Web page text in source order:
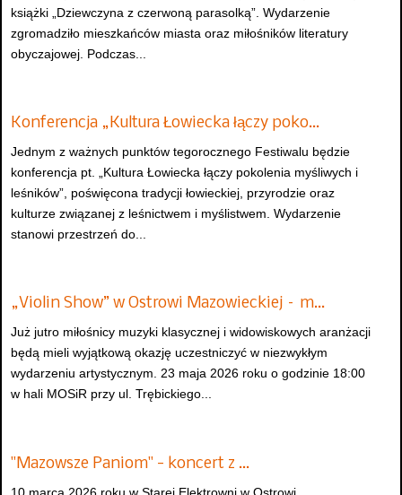
książki „Dziewczyna z czerwoną parasolką”. Wydarzenie
zgromadziło mieszkańców miasta oraz miłośników literatury
obyczajowej. Podczas...
Konferencja „Kultura Łowiecka łączy poko…
Jednym z ważnych punktów tegorocznego Festiwalu będzie
konferencja pt. „Kultura Łowiecka łączy pokolenia myśliwych i
leśników”, poświęcona tradycji łowieckiej, przyrodzie oraz
kulturze związanej z leśnictwem i myślistwem. Wydarzenie
stanowi przestrzeń do...
„Violin Show” w Ostrowi Mazowieckiej – m…
Już jutro miłośnicy muzyki klasycznej i widowiskowych aranżacji
będą mieli wyjątkową okazję uczestniczyć w niezwykłym
wydarzeniu artystycznym. 23 maja 2026 roku o godzinie 18:00
w hali MOSiR przy ul. Trębickiego...
"Mazowsze Paniom" - koncert z …
10 marca 2026 roku w Starej Elektrowni w Ostrowi